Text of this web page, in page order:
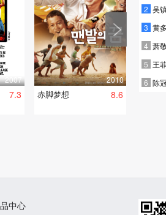
2007
7.3
2010
赤脚梦想 8.6
2 吴
3 黄
4 萧
5 王
6 陈
中心